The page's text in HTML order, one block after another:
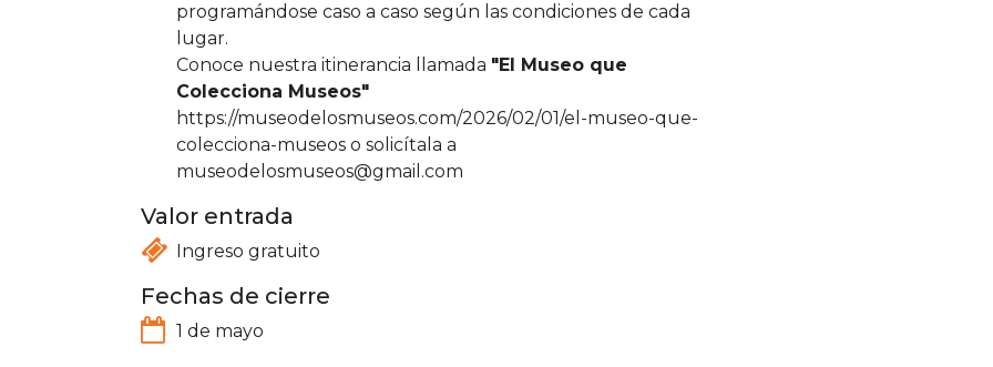
programándose caso a caso según las condiciones de cada
lugar.
Conoce nuestra itinerancia llamada "El Museo que
Colecciona Museos"
https://museodelosmuseos.com/2026/02/01/el-museo-que-
colecciona-museos o solicítala a
museodelosmuseos@gmail.com
Valor entrada
Ingreso gratuito
Fechas de cierre
1 de mayo